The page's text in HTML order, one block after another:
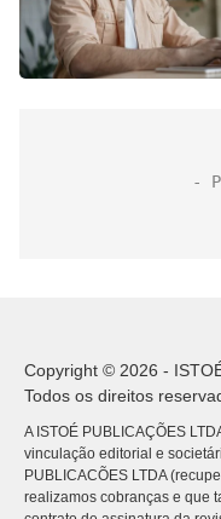
Copyright © 2026 -
Todos os direitos
A ISTOÉ PUBLICAÇÕES
vinculação editorial e
PUBLICACÕES LTDA
realizamos cobranças e que